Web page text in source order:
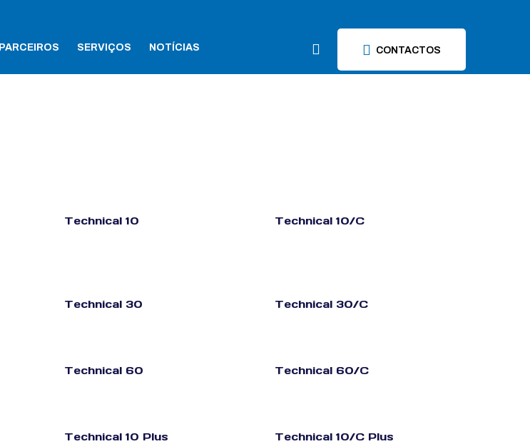
PARCEIROS SERVIÇOS
NOTÍCIAS
CONTACTOS
Technical 10 Technical 10/C
Technical 30 Technical 30/C
Technical 60 Technical 60/C
Technical 10 Plus Technical 10/C Plus